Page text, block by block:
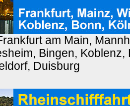
am Main,
Bingen, Koblenz,
Duisburg